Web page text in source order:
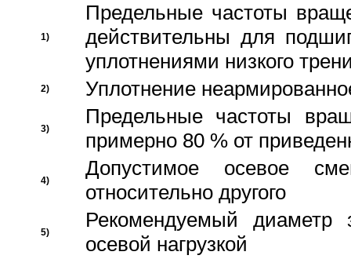
1)
Предельные частоты
действительны для
уплотнениями низкого
2) Уплотнение
3)
Предельные частоты
примерно 80 % от
4)
Допустимое осевое
относительно другого
5)
Рекомендуемый диаметр
осевой нагрузкой